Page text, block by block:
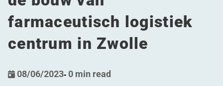
farmaceutisch logistiek
centrum in Zwolle
08/06/2023- 0 min read